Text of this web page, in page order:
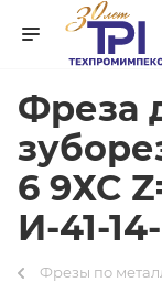
Фреза
6 9ХС
И-41-
Фрезы по